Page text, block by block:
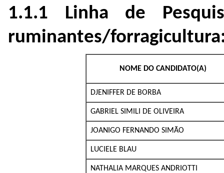
1.1.1 Linha de
ruminantes/
NOME DO CANDIDATO(A)
DJENIFFER DE BORBA
GABRIEL SIMILI DE OLIVEIRA
JOANIGO FERNANDO SIMÃO
LUCIELE BLAU
NATHALIA MARQUES ANDRIOTTI